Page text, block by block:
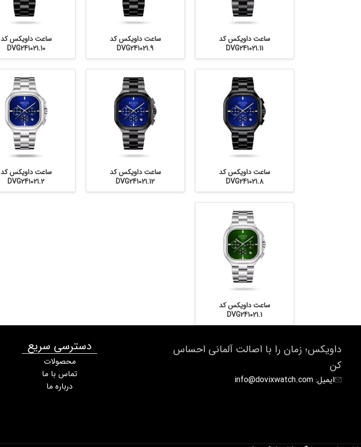
ساعت داویکس کد
DVG241021.11
ساعت داویکس کد
DVG241021.9
ساعت داویکس کد
DVG241021.10
ساعت داویکس کد
DVG241021.8
ساعت داویکس کد
DVG241021.12
ساعت داویکس کد
DVG241021.2
ساعت داویکس کد
DVG241021.1
داویکس؛ زمان را با اصالت آلمانی احساس
کن
ایمیل: info@dovixwatch.com
دسترسی سریع
محصولات
تماس با ما
درباره ما